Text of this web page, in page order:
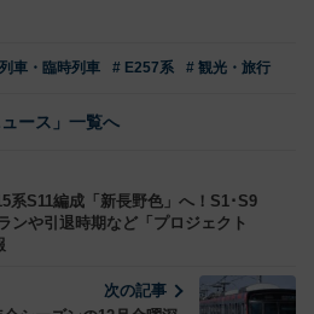
車・臨時列車 # E257系 # 観光・旅行
ュース」一覧へ
系S11編成「新長野色」へ！S1･S9
ンや引退時期など「プロジェクト
次の記事